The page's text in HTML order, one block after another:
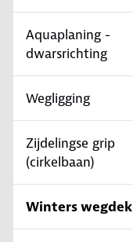
Aquaplaning -
dwarsrichting
Wegligging
Zijdelingse grip
(cirkelbaan)
Winters wegdek